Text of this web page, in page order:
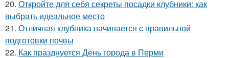
20. Откройте для себя секреты посадки клубники: как
выбрать идеальное место
21. Отличная клубника начинается с правильной
подготовки почвы
22. Как празднуется День города в Перми